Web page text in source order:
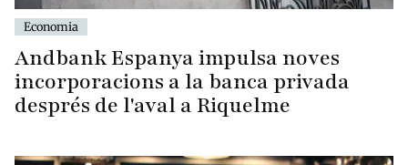
Economia
Andbank Espanya impulsa noves
incorporacions a la banca privada
després de l'aval a Riquelme